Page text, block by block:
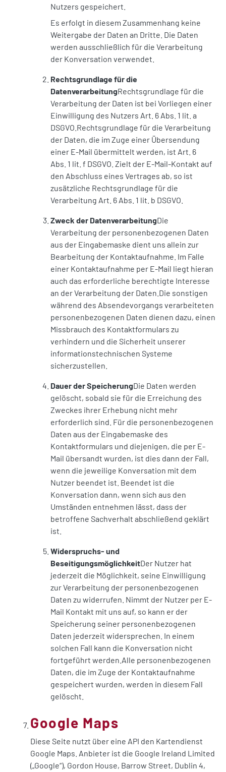
Nutzers gespeichert.
Es erfolgt in diesem Zusammenhang keine
Weitergabe der Daten an Dritte. Die Daten
werden ausschließlich für die Verarbeitung
der Konversation verwendet.
Rechtsgrundlage für die
DatenverarbeitungRechtsgrundlage für die
Verarbeitung der Daten ist bei Vorliegen einer
Einwilligung des Nutzers Art. 6 Abs. 1 lit. a
DSGVO.Rechtsgrundlage für die Verarbeitung
der Daten, die im Zuge einer Übersendung
einer E-Mail übermittelt werden, ist Art. 6
Abs. 1 lit. f DSGVO. Zielt der E-Mail-Kontakt auf
den Abschluss eines Vertrages ab, so ist
zusätzliche Rechtsgrundlage für die
Verarbeitung Art. 6 Abs. 1 lit. b DSGVO.
Zweck der DatenverarbeitungDie
Verarbeitung der personenbezogenen Daten
aus der Eingabemaske dient uns allein zur
Bearbeitung der Kontaktaufnahme. Im Falle
einer Kontaktaufnahme per E-Mail liegt hieran
auch das erforderliche berechtigte Interesse
an der Verarbeitung der Daten.Die sonstigen
während des Absendevorgangs verarbeiteten
personenbezogenen Daten dienen dazu, einen
Missbrauch des Kontaktformulars zu
verhindern und die Sicherheit unserer
informationstechnischen Systeme
sicherzustellen.
Dauer der SpeicherungDie Daten werden
gelöscht, sobald sie für die Erreichung des
Zweckes ihrer Erhebung nicht mehr
erforderlich sind. Für die personenbezogenen
Daten aus der Eingabemaske des
Kontaktformulars und diejenigen, die per E-
Mail übersandt wurden, ist dies dann der Fall,
wenn die jeweilige Konversation mit dem
Nutzer beendet ist. Beendet ist die
Konversation dann, wenn sich aus den
Umständen entnehmen lässt, dass der
betroffene Sachverhalt abschließend geklärt
ist.
Widerspruchs- und
BeseitigungsmöglichkeitDer Nutzer hat
jederzeit die Möglichkeit, seine Einwilligung
zur Verarbeitung der personenbezogenen
Daten zu widerrufen. Nimmt der Nutzer per E-
Mail Kontakt mit uns auf, so kann er der
Speicherung seiner personenbezogenen
Daten jederzeit widersprechen. In einem
solchen Fall kann die Konversation nicht
fortgeführt werden.Alle personenbezogenen
Daten, die im Zuge der Kontaktaufnahme
gespeichert wurden, werden in diesem Fall
gelöscht.
Google Maps
Diese Seite nutzt über eine API den Kartendienst
Google Maps. Anbieter ist die Google Ireland Limited
(„Google“), Gordon House, Barrow Street, Dublin 4,